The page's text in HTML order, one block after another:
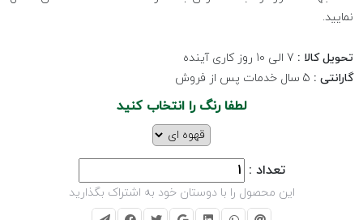
نمایید.
تحویل کالا :
گارانتی :
لطفا رنگ را انتخاب کنید
تعداد :
این محصول را با دوستان خود به اشتراک بگذارید